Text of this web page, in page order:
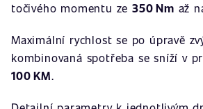
točivého momentu ze350 Nm až
Maximální rychlost se po úpravě
kombinovaná spotřeba se sníží v
100 KM.